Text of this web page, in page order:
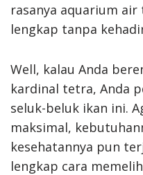
rasanya aquarium
lengkap tanpa
Well, kalau Anda
kardinal tetra, Anda
seluk-beluk ikan ini.
maksimal,
kesehatannya pun
lengkap cara